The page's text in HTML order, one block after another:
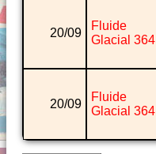
20/09
Fluide
Glacial 364
20/09
Fluide
Glacial 364